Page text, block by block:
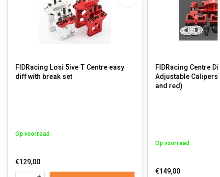
FIDRacing Losi 5ive T Centre easy
diff with break set
Op voorraad
€129,00
FIDRacing Centre
Adjustable
and red)
Op voorraad
€149,00